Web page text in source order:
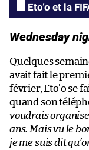
Eto’o et la
Wednesday
Quelques
avait fait le
février, Eto’o se
quand son
voudrais
ans. Mais vu le
je me suis dit